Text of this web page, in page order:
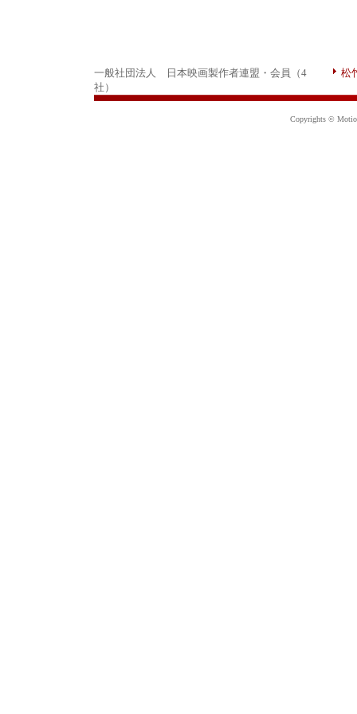
一般社団法人 日本映画製作者連盟・会員（4
社）
松
Copyrights ©